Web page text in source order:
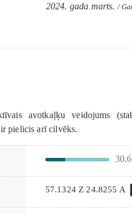
2024. gada marts. /
avotkaļķu veidojums
pielicis arī cilvēks.
57.1324 Z 24.8255 A